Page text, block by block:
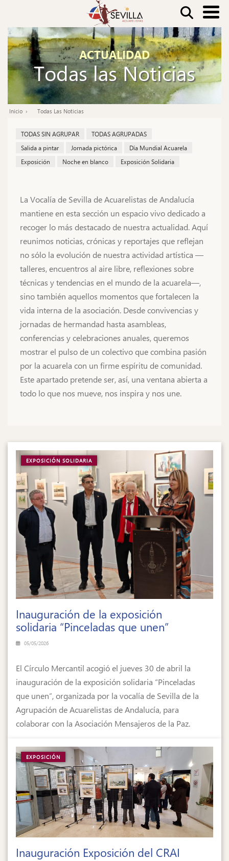
contenido
principal
Buscar
ACTUALIDAD
Todas las Noticias
Ruta
navegación
Inicio Todas Las Noticias
TODAS SIN AGRUPAR
TODAS AGRUPADAS
Salida a pintar
Jornada pictórica
Día Mundial Acuarela
Exposición
Noche en blanco Exposición Solidaria
La Vocalía de Sevilla de Acuarelistas de Andalucía
mantiene en esta sección un espacio vivo dedicado a
recoger lo más destacado de nuestra actualidad. Aquí
reunimos noticias, crónicas y reportajes que reflejan
no sólo la evolución de nuestra actividad artística —
talleres, encuentros al aire libre, reflexiones sobre
técnicas y tendencias en el mundo de la acuarela—,
sino también aquellos momentos que fortalecen la
vida interna de la asociación. Desde convivencias y
jornadas de hermandad hasta asambleas,
conferencias y celebraciones anuales, queremos
mostrar el pulso de un colectivo que combina pasión
por la acuarela con un firme espíritu de comunidad.
Este apartado pretende ser, así, una ventana abierta a
todo lo que nos mueve, nos inspira y nos une.
EXPOSICIÓN SOLIDARIA
Inauguración de la exposición
solidaria “Pinceladas que unen”
05/05/2026
El Círculo Mercantil acogió el jueves 30 de abril la
inauguración de la exposición solidaria “Pinceladas
que unen”, organizada por la vocalía de Sevilla de la
Agrupación de Acuarelistas de Andalucía, para
colaborar con la Asociación Mensajeros de la Paz.
EXPOSICIÓN
Inauguración Exposición del CRAI